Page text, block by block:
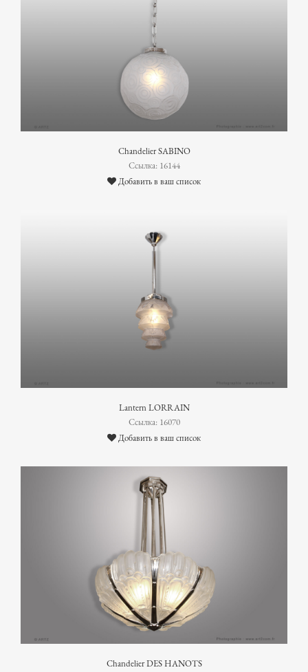
Chandelier SABINO
Ссылка: 16144
Добавить в ваш список
Lantern LORRAIN
Ссылка: 16070
Добавить в ваш список
Chandelier DES HANOTS